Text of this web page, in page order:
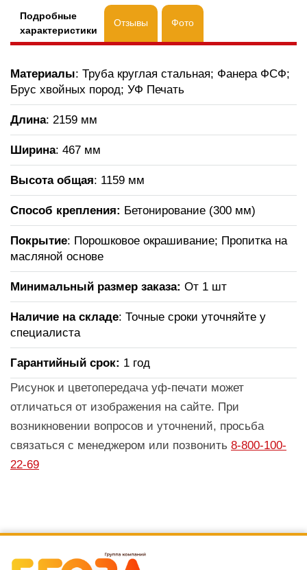
Подробные
характеристики
Отзывы Фото
Материалы: Труба круглая стальная; Фанера ФСФ;
Брус хвойных пород; УФ Печать
Длина: 2159 мм
Ширина: 467 мм
Высота общая: 1159 мм
Способ крепления: Бетонирование (300 мм)
Покрытие: Порошковое окрашивание; Пропитка на
масляной основе
Минимальный размер заказа: От 1 шт
Наличие на складе: Точные сроки уточняйте у
специалиста
Гарантийный срок: 1 год
Рисунок и цветопередача уф-печати может
отличаться от изображения на сайте. При
возникновении вопросов и уточнений, просьба
связаться с менеджером или позвонить 8-800-100-
22-69